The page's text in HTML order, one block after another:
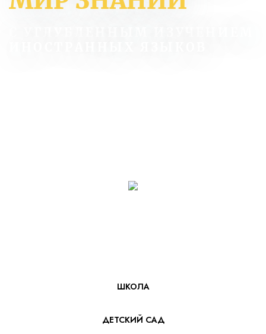
ШКОЛА
ДЕТСКИЙ САД